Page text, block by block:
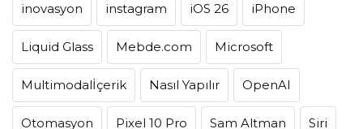
inovasyon instagram iOS 26 iPhone
Liquid Glass Mebde.com Microsoft
Multimodalİçerik Nasıl Yapılır OpenAI
Otomasyon Pixel 10 Pro Sam Altman Siri